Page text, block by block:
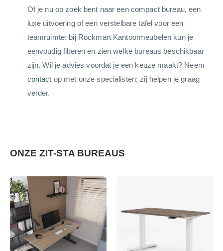
Of je nu op zoek bent naar een compact bureau, een
luxe uitvoering of een verstelbare tafel voor een
teamruimte: bij Rockmart Kantoormeubelen kun je
eenvoudig filteren en zien welke bureaus beschikbaar
zijn. Wil je advies voordat je een keuze maakt? Neem
contact op met onze specialisten; zij helpen je graag
verder.
ONZE ZIT-STA BUREAUS